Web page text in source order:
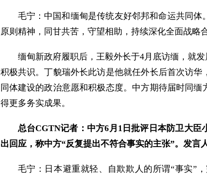
毛宁：中国和缅甸是传统友好邻邦和命运共同
原则精神，同甘共苦，守望相助，持续深化全面战略
缅甸新政府履职后，王毅外长于4月底访缅，就
积极共识。丁貌瑞外长此访是他就任外长后首次访
同体建设的政治意愿和积极态度。中方期待届时同
得更多务实成果。
总台CGTN记者：中方6月1日批评日本防卫大
出回应，称中方“反复提出不符合事实的主张”。发言
毛宁：日本避重就轻、自欺欺人的所谓“事实”